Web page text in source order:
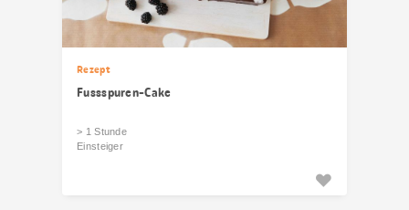
Rezept
Fussspuren-Cake
> 1 Stunde
Einsteiger